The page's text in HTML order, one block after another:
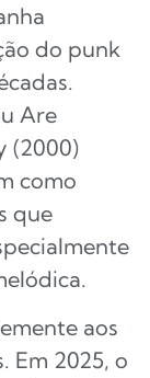
do punk
Are
(2000)
como
que
aos
Em 2025, o